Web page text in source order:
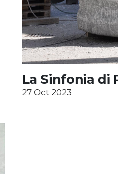
La Sinfonia di
27 Oct 2023